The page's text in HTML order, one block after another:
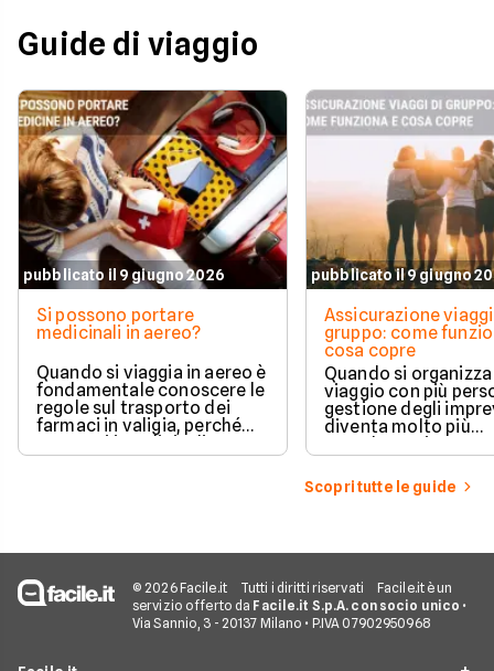
Guide di viaggio
pubblicato il 9 giugno 2026
Si possono portare
medicinali in aereo?
Quando si viaggia in aereo è
fondamentale conoscere le
regole sul trasporto dei
farmaci in valigia, perché
non tutti i medicinali
possono essere portati
pubblicato il 9 giugno
Assicurazione
gruppo: come
cosa copre
Quando si
viaggio con più
gestione degli
diventa molto più
complessa rispetto
partenza
polizza viaggio di
pensata proprio per
partecipanti,
problemi sanitari,
cancellazioni o
logistici.
Scopri tutte le guide
© 2026 Facile.it Tutti i diritti riservati
Facile.it è un
servizio offerto da Facile.it S.p.A. con socio unico •
Via Sannio, 3 - 20137 Milano • P.IVA 07902950968